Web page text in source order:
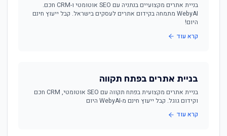
בניית אתרים מקצועיים בנתניה עם SEO אוטומטי ו-CRM חכם.
WebyAI מתמחה בקידום אתרים לעסקים בישראל. קבל ייעוץ חינם
היום!
קרא עוד
בניית אתרים בפתח תקווה
בניית אתרים מקצועית בפתח תקווה עם SEO אוטומטי, CRM חכם
וקידום גוגל. קבל ייעוץ חינם מ-WebyAI היום
קרא עוד